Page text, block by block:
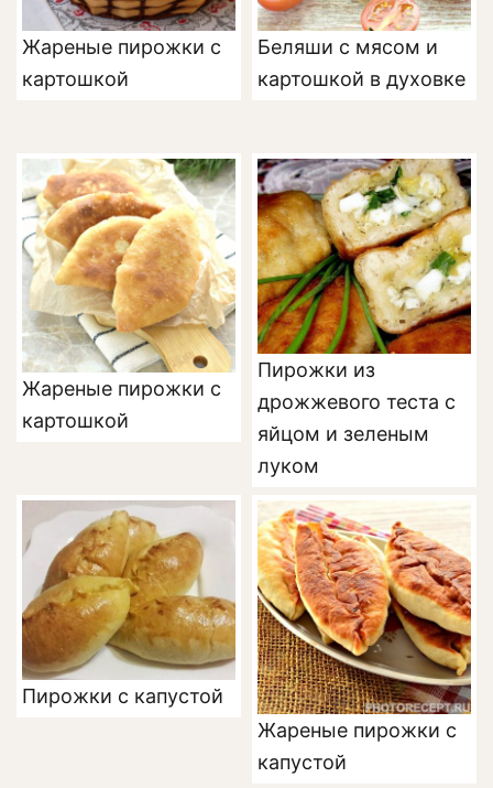
Жареные пирожки с
картошкой
Беляши с мясом и
картошкой в духовке
Жареные пирожки с
картошкой
Пирожки из
дрожжевого теста с
яйцом и зеленым
луком
Пирожки с капустой
Жареные пирожки с
капустой